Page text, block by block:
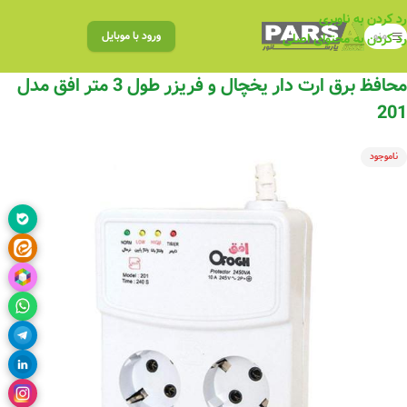
رد کردن به ناوبری
رد کردن به محتوای اصلی
منو ورود با موبایل
محافظ برق ارت دار یخچال و فریزر طول 3 متر افق مدل
201
ناموجود